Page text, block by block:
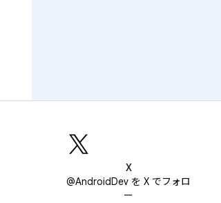
X
@AndroidDev を X でフォロ
ー